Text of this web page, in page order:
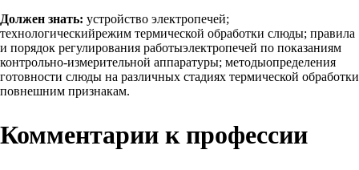
Должен знать: устройство электропечей;
технологическийрежим термической обработки слюды; правила
и порядок регулирования работыэлектропечей по показаниям
контрольно-измерительной аппаратуры; методыопределения
готовности слюды на различных стадиях термической обработки
повнешним признакам.
Комментарии к профессии